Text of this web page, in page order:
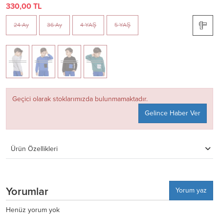
330,00 TL
24 Ay 36 Ay 4 YAŞ 5 YAŞ
Geçici olarak stoklarımızda bulunmamaktadır.
Gelince Haber Ver
Ürün Özellikleri
Yorumlar
Yorum yaz
Henüz yorum yok